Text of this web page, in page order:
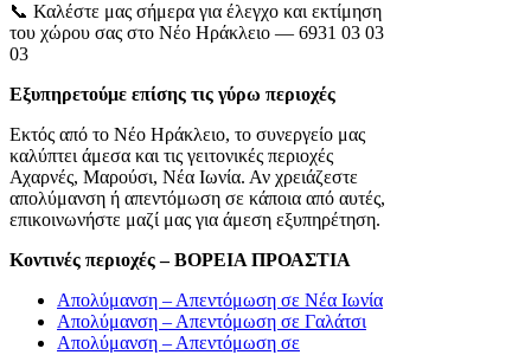
📞 Καλέστε μας σήμερα για έλεγχο και εκτίμηση
του χώρου σας στο Νέο Ηράκλειο — 6931 03 03
03
Εξυπηρετούμε επίσης τις γύρω περιοχές
Εκτός από το Νέο Ηράκλειο, το συνεργείο μας
καλύπτει άμεσα και τις γειτονικές περιοχές
Αχαρνές, Μαρούσι, Νέα Ιωνία. Αν χρειάζεστε
απολύμανση ή απεντόμωση σε κάποια από αυτές,
επικοινωνήστε μαζί μας για άμεση εξυπηρέτηση.
Κοντινές περιοχές – ΒΟΡΕΙΑ ΠΡΟΑΣΤΙΑ
Απολύμανση – Απεντόμωση σε Νέα Ιωνία
Απολύμανση – Απεντόμωση σε Γαλάτσι
Απολύμανση – Απεντόμωση σε